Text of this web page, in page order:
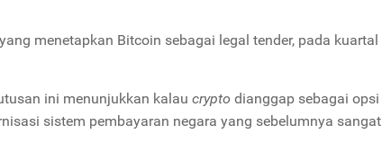
menetapkan Bitcoin sebagai legal tender, pada kuartal
ini menunjukkan kalau crypto dianggap sebagai opsi
sistem pembayaran negara yang sebelumnya sangat